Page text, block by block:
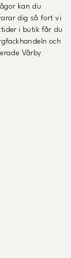
kan du
dig så fort vi
i butik får du
och
Vårby